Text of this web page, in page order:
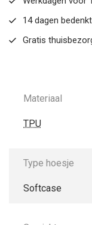
14 dagen
Gratis
Materiaal
TPU
Type hoesje
Softcase